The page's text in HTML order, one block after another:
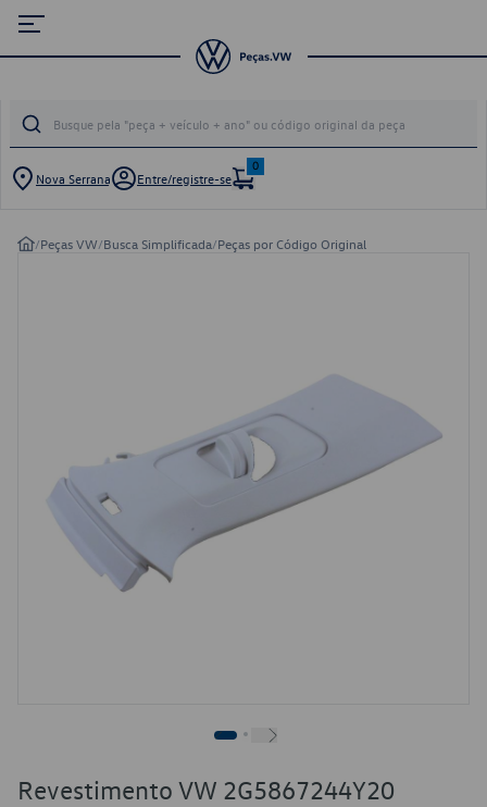
Nova Serrana Entre/registre-se
0
/Peças VW/Busca Simplificada/Peças por Código Original
Revestimento VW 2G5867244Y20